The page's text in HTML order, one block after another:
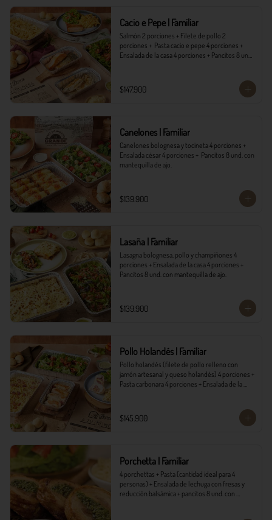
Cacio e Pepe | Familiar
Salmón 2 porciones + Filete de pollo 2
porciones +  Pasta cacio e pepe 4 porciones +
Ensalada de la casa 4 porciones + Pancitos 8 und.
$147.900
Canelones | Familiar
Canelones bolognesa y tocineta 4 porciones +
Ensalada césar 4 porciones +  Pancitos 8 und. con
mantequilla de ajo.
$139.900
Lasaña | Familiar
Lasagna bolognesa, pollo y champiñones 4
porciones + Ensalada de la casa 4 porciones +
Pancitos 8 und. con mantequilla de ajo.
$139.900
Pollo Holandés | Familiar
Pollo holandés (filete de pollo relleno con
jamón artesanal y queso holandés) 4 porciones +
Pasta carbonara 4 porciones + Ensalada de la
$145.900
Porchetta | Familiar
4 porchettas + Pasta (cantidad ideal para 4
personas) + Ensalada de lechuga con fresas y
reducción balsámica + pancitos 8 und. con